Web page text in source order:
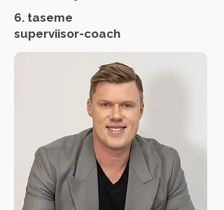
6. taseme
superviisor-coach